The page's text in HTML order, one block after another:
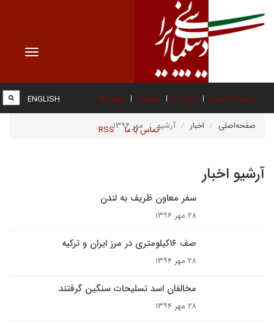
Toggle
صفحه نخست درباره ما عضویت پیوند ها
تماس با ما RSS
ENGLISH
صفحه‌اصلی اخبار آرشیو مهر ۱۳۹۴
آرشیو اخبار
سفر معاون ظریف به لندن
۲۸ مهر ۱۳۹۴
صف ۱۶کیلومتری در مرز ایران و ترکیه
۲۸ مهر ۱۳۹۴
مخالفان اسد تسلیحات سنگین گرفتند
۲۸ مهر ۱۳۹۴